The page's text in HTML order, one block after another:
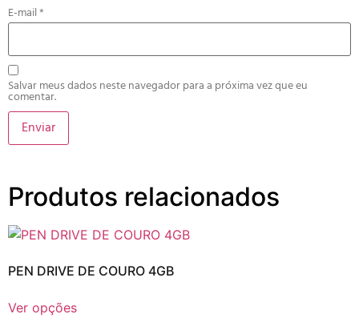
E-mail*
Salvar meus dados neste navegador para a próxima vez que eu
comentar.
Produtos relacionados
PEN DRIVE DE COURO 4GB
Ver opções